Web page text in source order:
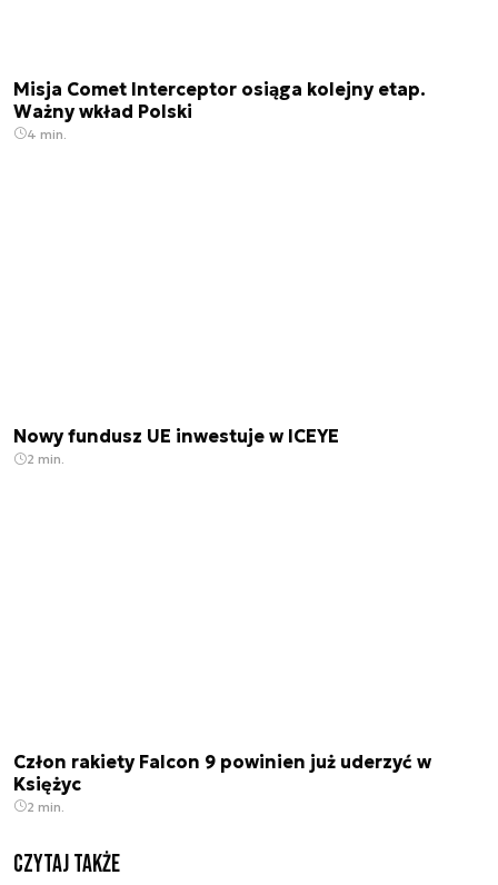
Misja Comet Interceptor osiąga kolejny etap.
Ważny wkład Polski
4 min.
Nowy fundusz UE inwestuje w ICEYE
2 min.
Człon rakiety Falcon 9 powinien już uderzyć w
Księżyc
2 min.
Czytaj także